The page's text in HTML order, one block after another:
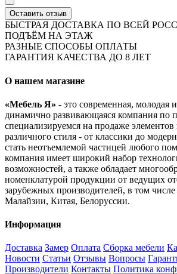
Оставить отзыв
БЫСТРАЯ ДОСТАВКА ПО ВСЕЙ
ПОДЪЁМ НА ЭТАЖ
РАЗНЫЕ СПОСОБЫ ОПЛАТЫ
ГАРАНТИЯ КАЧЕСТВА ДО 8 ЛЕТ
О нашем магазине
«Мебель Я» - это современная, молодая
динамично развивающаяся компания по
специализируемся на продаже элементов
различного стиля - от классики до
стать неотъемлемой частицей любого
компания имеет широкий набор
возможностей, а также обладает
номенклатурой продукции от ведущих
зарубежных производителей, в том
Малайзии, Китая, Белоруссии.
Информация
Доставка Замер Оплата Сборка мебели
Новости Статьи Отзывы Вопросы
Производители Контакты Политика